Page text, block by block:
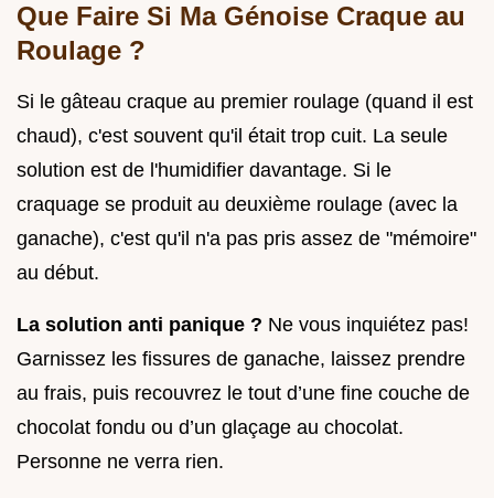
Que Faire Si Ma Génoise Craque au
Roulage ?
Si le gâteau craque au premier roulage (quand il est
chaud), c'est souvent qu'il était trop cuit. La seule
solution est de l'humidifier davantage. Si le
craquage se produit au deuxième roulage (avec la
ganache), c'est qu'il n'a pas pris assez de "mémoire"
au début.
La solution anti panique ? Ne vous inquiétez pas!
Garnissez les fissures de ganache, laissez prendre
au frais, puis recouvrez le tout d’une fine couche de
chocolat fondu ou d’un glaçage au chocolat.
Personne ne verra rien.